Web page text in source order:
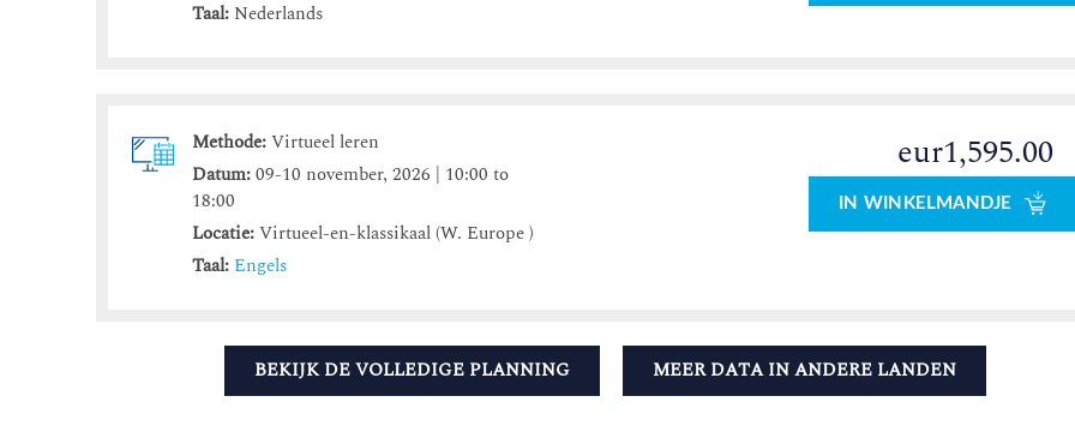
Taal: Nederlands
Methode:Virtueel leren
Datum:09-10 november, 2026 | 10:00 to
18:00
Locatie:Virtueel-en-klassikaal (W. Europe )
Taal: Engels
eur1,595.00
IN WINKELMANDJE
BEKIJK DE VOLLEDIGE PLANNING MEER DATA IN ANDERE LANDEN